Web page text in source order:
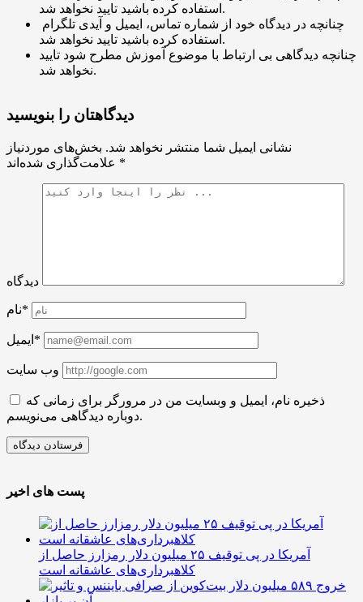
استفاده کرده باشید تایید نخواهد شد.
استفاده کرده باشید تایید نخواهد شد.
چنانچه دیدگاهی بی ارتباط با موضوع آموزش مطرح شود تایید
نخواهد شد.
دیدگاهتان را بنویسید
نشانی ایمیل شما منتشر نخواهد شد. بخش‌های موردنیاز
*
دیدگاه
نام*
ایمیل*
وب سایت
ذخیره نام، ایمیل و وبسایت من در مرورگر برای زمانی که
دوباره دیدگاهی می‌نویسم.
پست های اخیر
آمریکا در پی توقیف ۲۵ میلیون دلار رمزارز حاصل از
کلاهبرداری‌های عاشقانه است